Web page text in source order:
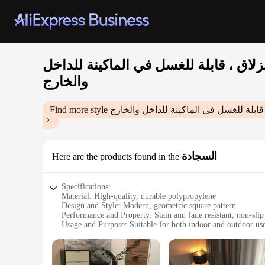
، قابلة للغسل في الماكينة للداخل
والخارج
Find more style للغسل في الماكينة للداخل والخارج
Here are the products found in the السجادة
Specifications:
Material: High-quality, durable polypropylene
Design and Style: Modern, geometric square pattern
Performance and Property: Stain and fade resistant, non-
Usage and Purpose: Suitable for both indoor and outdoor
Cleaning: Machine washable for easy maintenance
Features: